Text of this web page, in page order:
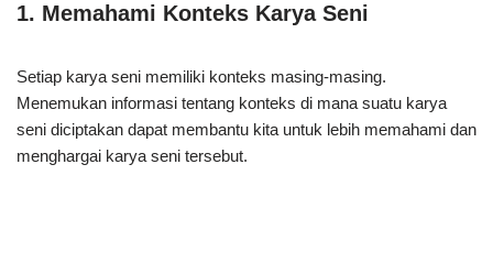
1. Memahami Konteks Karya Seni
Setiap karya seni memiliki konteks masing-masing.
Menemukan informasi tentang konteks di mana suatu karya
seni diciptakan dapat membantu kita untuk lebih memahami dan
menghargai karya seni tersebut.